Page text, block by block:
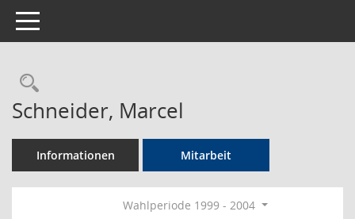
Toggle navigation
Rechercheauswahl
Schneider, Marcel
Informationen Mitarbeit
Wahlperiode 1999 - 2004